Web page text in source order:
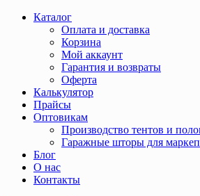
Каталог
Оплата и доставка
Корзина
Мой аккаунт
Гарантия и возвраты
Оферта
Калькулятор
Прайсы
Оптовикам
Производство тентов и
Гаражные шторы для
Блог
О нас
Контакты